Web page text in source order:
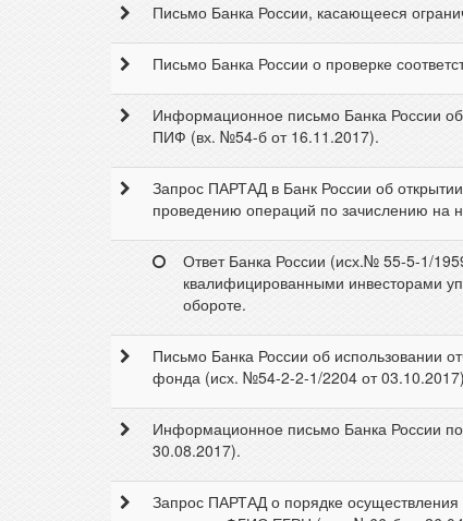
Письмо Банка России, касающееся
Письмо Банка России о проверке
Информационное письмо Банка России об
ПИФ (вх. №54-б от 16.11.2017).
Запрос ПАРТАД в Банк России об
проведению операций по зачислению на
Ответ Банка России (исх.№ 55-5-1/
квалифицированными инвесторами
обороте.
Письмо Банка России об использовании
фонда (исх. №54-2-2-1/2204 от
Информационное письмо Банка России
30.08.2017).
Запрос ПАРТАД о порядке